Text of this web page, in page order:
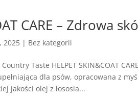
CARE – Zdrowa
2025 | Bez kategorii
Taste HELPET SKIN&COAT
dla psów, opracowana z
jakości olej z łososia...